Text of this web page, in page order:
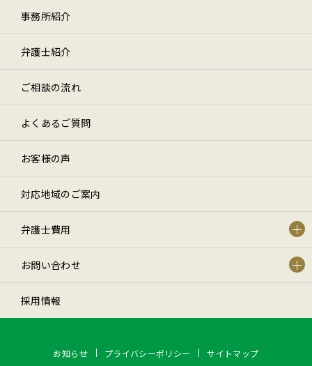
事務所紹介
弁護士紹介
ご相談の流れ
よくあるご質問
お客様の声
対応地域のご案内
弁護士費用
お問い合わせ
採用情報
お知らせ プライバシーポリシー サイトマップ